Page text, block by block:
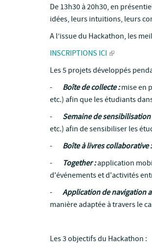
De 13h30 à 20h30, en
idées, leurs intuitions, leurs
A l’issue du Hackathon, les
INSCRIPTIONS ICI
Les 5 projets développés
- Boîte de collecte :mise en
etc.) afin que les étudiants
- Semaine de sensibilisation
etc.) afin de sensibiliser les
- Boîte à livres collaborative :
- Together :application
d'événements et d'activités
- Application de navigation
manière adaptée à travers le
Les 3 objectifs du Hackathon :